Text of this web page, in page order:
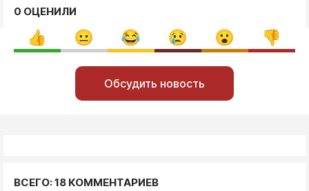
0 ОЦЕНИЛИ
Обсудить новость
ВСЕГО: 18 КОММЕНТАРИЕВ